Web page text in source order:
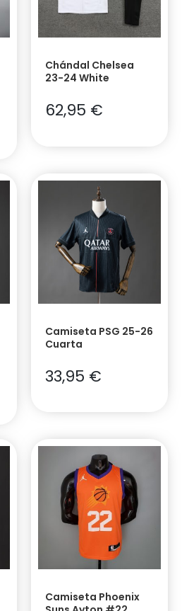
Chándal Chelsea
23-24 White
62,95 €
Camiseta PSG 25-26
Cuarta
33,95 €
Camiseta Phoenix